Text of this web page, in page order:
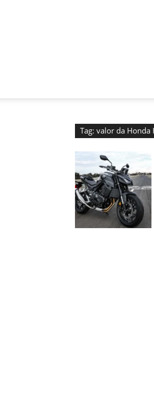
Tag: valor da